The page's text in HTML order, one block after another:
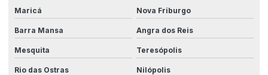
Eficiência operacional com máquinas especiais
Eficiência na produção com integração
Empresa automação
Maricá Nova Friburgo
Barra Mansa Angra dos Reis
Mesquita Teresópolis
Rio das Ostras Nilópolis